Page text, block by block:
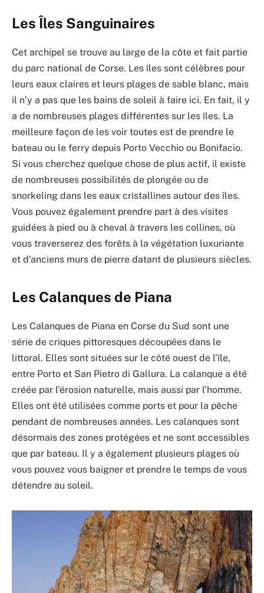
Les Îles Sanguinaires
Cet archipel se trouve au large de la côte et fait partie
du parc national de Corse. Les îles sont célèbres pour
leurs eaux claires et leurs plages de sable blanc, mais
il n’y a pas que les bains de soleil à faire ici. En fait, il y
a de nombreuses plages différentes sur les îles. La
meilleure façon de les voir toutes est de prendre le
bateau ou le ferry depuis Porto Vecchio ou Bonifacio.
Si vous cherchez quelque chose de plus actif, il existe
de nombreuses possibilités de plongée ou de
snorkeling dans les eaux cristallines autour des îles.
Vous pouvez également prendre part à des visites
guidées à pied ou à cheval à travers les collines, où
vous traverserez des forêts à la végétation luxuriante
et d’anciens murs de pierre datant de plusieurs siècles.
Les Calanques de Piana
Les Calanques de Piana en Corse du Sud sont une
série de criques pittoresques découpées dans le
littoral. Elles sont situées sur le côté ouest de l’île,
entre Porto et San Pietro di Gallura. La calanque a été
créée par l’érosion naturelle, mais aussi par l’homme.
Elles ont été utilisées comme ports et pour la pêche
pendant de nombreuses années. Les calanques sont
désormais des zones protégées et ne sont accessibles
que par bateau. Il y a également plusieurs plages où
vous pouvez vous baigner et prendre le temps de vous
détendre au soleil.